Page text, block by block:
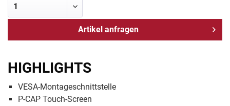
Artikel anfragen
HIGHLIGHTS
VESA-Montageschnittstelle
P-CAP Touch-Screen